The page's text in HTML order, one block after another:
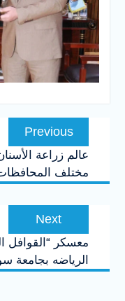
تصفّح
المقالاتPrevious
عالم زراعة
مختلف
Next
معسكر “القوافل
الرياضه بجامعة